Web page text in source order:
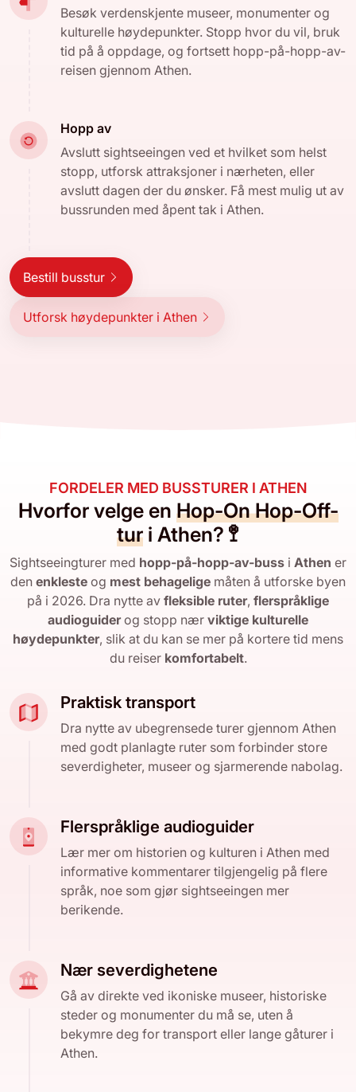
Besøk verdenskjente museer, monumenter og
kulturelle høydepunkter. Stopp hvor du vil, bruk
tid på å oppdage, og fortsett hopp-på-hopp-av-
reisen gjennom Athen.
Hopp av
Avslutt sightseeingen ved et hvilket som helst
stopp, utforsk attraksjoner i nærheten, eller
avslutt dagen der du ønsker. Få mest mulig ut av
bussrunden med åpent tak i Athen.
Bestill busstur
Utforsk høydepunkter i Athen
FORDELER MED BUSSTURER I ATHEN
Hvorfor velge en Hop-On Hop-Off-
tur i Athen? 🚏
Sightseeingturer med hopp-på-hopp-av-buss i Athen er
den enkleste og mest behagelige måten å utforske byen
på i 2026. Dra nytte av fleksible ruter, flerspråklige
audioguiderog stopp nær viktige kulturelle
høydepunkter, slik at du kan se mer på kortere tid mens
du reiser komfortabelt.
Praktisk transport
Dra nytte av ubegrensede turer gjennom Athen
med godt planlagte ruter som forbinder store
severdigheter, museer og sjarmerende nabolag.
Flerspråklige audioguider
Lær mer om historien og kulturen i Athen med
informative kommentarer tilgjengelig på flere
språk, noe som gjør sightseeingen mer
berikende.
Nær severdighetene
Gå av direkte ved ikoniske museer, historiske
steder og monumenter du må se, uten å
bekymre deg for transport eller lange gåturer i
Athen.